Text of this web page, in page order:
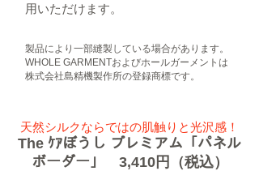
用いただけます。
製品により一部縫製している場合があります。
​WHOLE GARMENTおよびホールガーメントは
株式会社島精機製作所の登録商標です。
天然シルクならではの肌触りと光沢感！
​The ｹｱぼうし プレミアム「パネル
ボーダー」 3,410円（税込）